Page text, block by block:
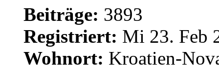
Beiträge: 3893
Registriert: Mi 23. Feb
Wohnort: Kroatien-